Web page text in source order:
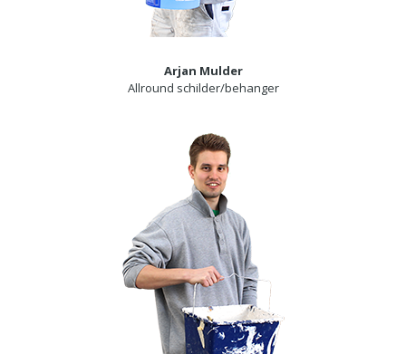
Arjan Mulder
Allround schilder/behanger